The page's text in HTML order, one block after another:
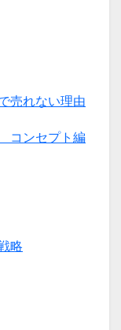
売れない理由
コンセプト編
略